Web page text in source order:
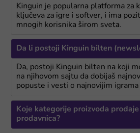
Kinguin je popularna platforma za
ključeva za igre i softver, i ima
mnogih korisnika širom sveta.
Da li postoji Kinguin bilten
Da, postoji Kinguin bilten na koji
na njihovom sajtu da dobijaš
popuste i vesti o najnovijim
Koje kategorije proizvoda
prodavnica?